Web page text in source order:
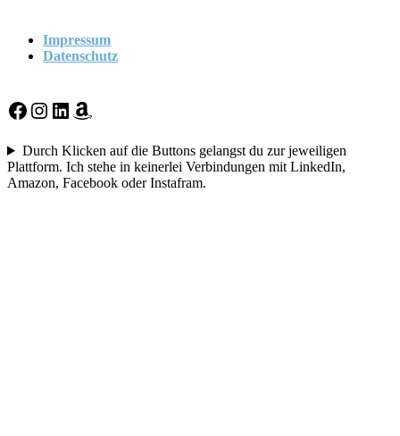
Impressum
Datenschutz
Facebook Instagram LinkedIn Amazon
Durch Klicken auf die Buttons gelangst du zur jeweiligen
Plattform. Ich stehe in keinerlei Verbindungen mit LinkedIn,
Amazon, Facebook oder Instafram.